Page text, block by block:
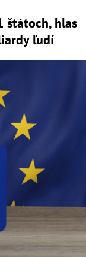
štátoch, hlas
ľudí